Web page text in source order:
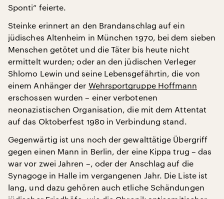
Sponti“ feierte.
Steinke erinnert an den Brandanschlag auf ein
jüdisches Altenheim in München 1970, bei dem sieben
Menschen getötet und die Täter bis heute nicht
ermittelt wurden; oder an den jüdischen Verleger
Shlomo Lewin und seine Lebensgefährtin, die von
einem Anhänger der Wehrsportgruppe Hoffmann
erschossen wurden – einer verbotenen
neonazistischen Organisation, die mit dem Attentat
auf das Oktoberfest 1980 in Verbindung stand.
Gegenwärtig ist uns noch der gewalttätige Übergriff
gegen einen Mann in Berlin, der eine Kippa trug – das
war vor zwei Jahren –, oder der Anschlag auf die
Synagoge in Halle im vergangenen Jahr. Die Liste ist
lang, und dazu gehören auch etliche Schändungen